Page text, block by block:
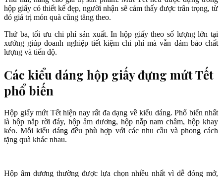
hộp giấy có thiết kế đẹp, người nhận sẽ cảm thấy được trân trọng, từ
đó giá trị món quà cũng tăng theo.
Thứ ba, tối ưu chi phí sản xuất. In hộp giấy theo số lượng lớn tại
xưởng giúp doanh nghiệp tiết kiệm chi phí mà vẫn đảm bảo chất
lượng và tiến độ.
Các kiểu dáng hộp giấy đựng mứt Tết
phổ biến
Hộp giấy mứt Tết hiện nay rất đa dạng về kiểu dáng. Phổ biến nhất
là hộp nắp rời đáy, hộp âm dương, hộp nắp nam châm, hộp khay
kéo. Mỗi kiểu dáng đều phù hợp với các nhu cầu và phong cách
tặng quà khác nhau.
Hộp âm dương thường được lựa chọn nhiều nhất vì dễ đóng mở,